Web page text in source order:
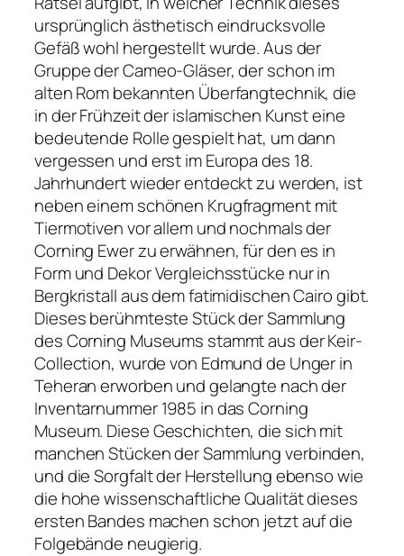
ursprünglich ästhetisch eindrucksvolle
Gefäß wohl hergestellt wurde. Aus der
Gruppe der Cameo-Gläser, der schon im
alten Rom bekannten Überfangtechnik, die
in der Frühzeit der islamischen Kunst eine
bedeutende Rolle gespielt hat, um dann
vergessen und erst im Europa des 18.
Jahrhundert wieder entdeckt zu werden, ist
neben einem schönen Krugfragment mit
Tiermotiven vor allem und nochmals der
Corning Ewer zu erwähnen, für den es in
Form und Dekor Vergleichsstücke nur in
Bergkristall aus dem fatimidischen Cairo gibt.
Dieses berühmteste Stück der Sammlung
des Corning Museums stammt aus der Keir-
Collection, wurde von Edmund de Unger in
Teheran erworben und gelangte nach der
Inventarnummer 1985 in das Corning
Museum. Diese Geschichten, die sich mit
manchen Stücken der Sammlung verbinden,
und die Sorgfalt der Herstellung ebenso wie
die hohe wissenschaftliche Qualität dieses
ersten Bandes machen schon jetzt auf die
Folgebände neugierig.